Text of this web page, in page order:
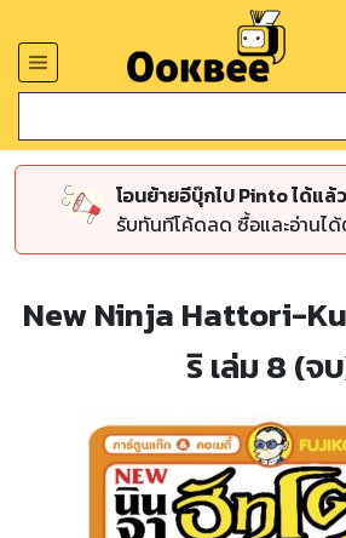
โอนย้ายอีบุ๊กไป Pinto ได้แล้
รับทันทีโค้ดลด ซื้อและอ่านไ
New Ninja Hattori-
ริ เล่ม 8 (จ